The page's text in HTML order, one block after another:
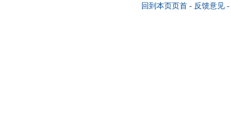
回到本页页首 - 反馈意见 -